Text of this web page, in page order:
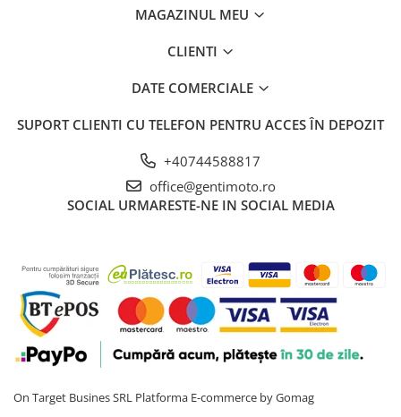
MAGAZINUL MEU
CLIENTI
DATE COMERCIALE
SUPORT CLIENTI CU TELEFON PENTRU ACCES ÎN DEPOZIT
+40744588817
office@gentimoto.ro
SOCIAL URMARESTE-NE IN SOCIAL MEDIA
On Target Busines SRL Platforma E-commerce by Gomag